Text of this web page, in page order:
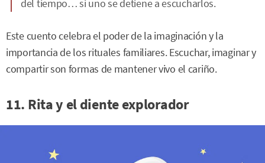
del tiempo… si uno se detiene a escucharlos.
Este cuento celebra el poder de la imaginación y la
importancia de los rituales familiares. Escuchar, imaginar y
compartir son formas de mantener vivo el cariño.
11. Rita y el diente explorador